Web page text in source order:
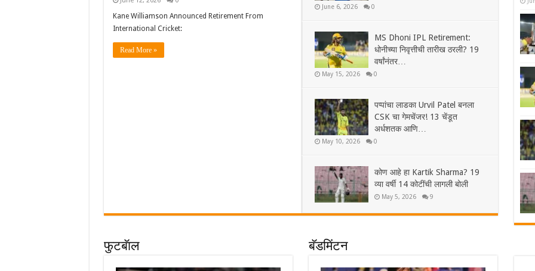
Kane Williamson Announced Retirement From
International Cricket:
Read More »
June 6, 2026 0
MS Dhoni IPL Retirement:
धोनीच्या निवृत्तीची तारीख ठरली? 19
वर्षांनंतर…
May 15, 2026 0
पप्पांचा लाडका Urvil Patel बनला
CSK चा गेमचेंजर! 13 चेंडूत
अर्धशतक आणि…
May 10, 2026 0
कोण आहे हा Kartik Sharma? 19
व्या वर्षी 14 कोटींची लागली बोली
May 5, 2026 9
फुटबॅाल बॅडमिंटन